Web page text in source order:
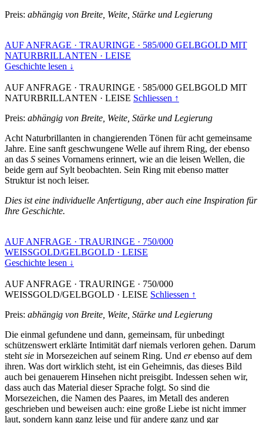
Preis: abhängig von Breite, Weite, Stärke und Legierung
AUF ANFRAGE · TRAURINGE · 585/000 GELBGOLD MIT
NATURBRILLANTEN · LEISE
Geschichte lesen ↓
AUF ANFRAGE · TRAURINGE · 585/000 GELBGOLD MIT
NATURBRILLANTEN · LEISE Schliessen ↑
Preis: abhängig von Breite, Weite, Stärke und Legierung
Acht Naturbrillanten in changierenden Tönen für acht gemeinsame
Jahre. Eine sanft geschwungene Welle auf ihrem Ring, der ebenso
an das S seines Vornamens erinnert, wie an die leisen Wellen, die
beide gern auf Sylt beobachten. Sein Ring mit ebenso matter
Struktur ist noch leiser.
Dies ist eine individuelle Anfertigung, aber auch eine Inspiration für
Ihre Geschichte.
AUF ANFRAGE · TRAURINGE · 750/000
WEISSGOLD/GELBGOLD · LEISE
Geschichte lesen ↓
AUF ANFRAGE · TRAURINGE · 750/000
WEISSGOLD/GELBGOLD · LEISE Schliessen ↑
Preis: abhängig von Breite, Weite, Stärke und Legierung
Die einmal gefundene und dann, gemeinsam, für unbedingt
schützenswert erklärte Intimität darf niemals verloren gehen. Darum
steht sie in Morsezeichen auf seinem Ring. Und erebenso auf dem
ihren. Was dort wirklich steht, ist ein Geheimnis, das dieses Bild
auch bei genauerem Hinsehen nicht preisgibt. Indessen sehen wir,
dass auch das Material dieser Sprache folgt. So sind die
Morsezeichen, die Namen des Paares, im Metall des anderen
geschrieben und beweisen auch: eine große Liebe ist nicht immer
laut, sondern kann ganz leise und für andere ganz und gar